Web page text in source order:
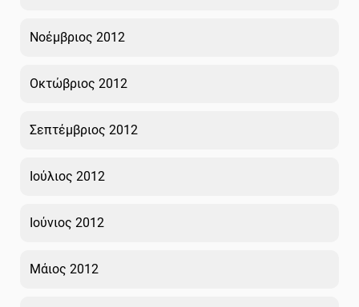
Νοέμβριος 2012
Οκτώβριος 2012
Σεπτέμβριος 2012
Ιούλιος 2012
Ιούνιος 2012
Μάιος 2012